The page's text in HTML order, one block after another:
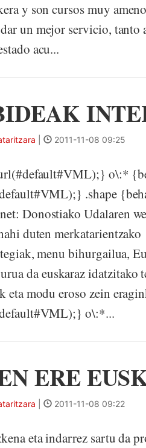
y son cursos muy
un mejor servicio,
acu...
2011-11-08 09:25
o\:*
.shape
Donostiako Udalaren
duten
menu bihurgailua,
da euskaraz idatzitako
eta modu eroso zein
o\:*...
ERE
2011-11-08 09:22
eta indarrez sartu da